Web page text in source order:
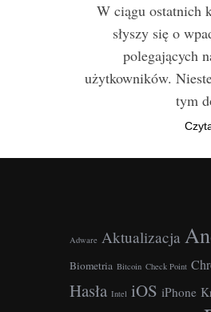
W ciągu ostatnich
słyszy się o
polegających
użytkowników.
tym
Adware Aktualizacja
Biometria Bitcoin Check Point
Hasła Intel iOS iPhone